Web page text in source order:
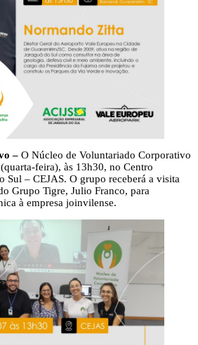
– O Núcleo de Voluntariado Corporativo
feira), às 13h30, no Centro
Sul – CEJAS. O grupo receberá a visita
Grupo Tigre, Julio Franco, para
à empresa joinvilense.